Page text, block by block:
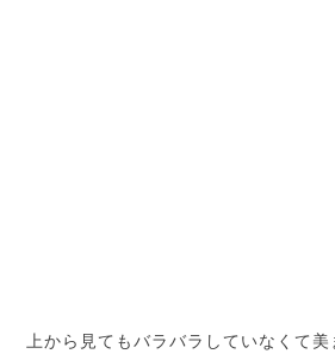
上から見てもバラバラしていなくて